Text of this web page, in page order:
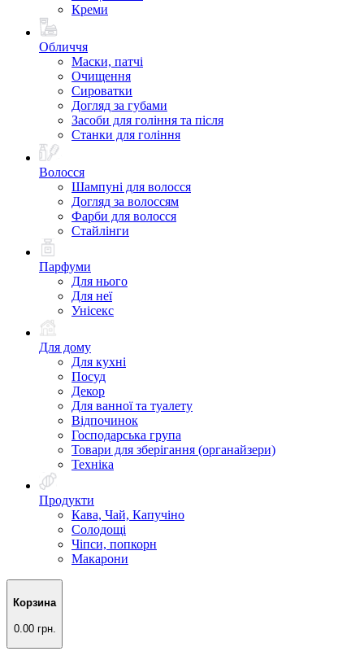
Креми
Обличчя
Маски, патчі
Очищення
Сироватки
Догляд за губами
Засоби для гоління та після
Станки для гоління
Волосся
Шампуні для волосся
Догляд за волоссям
Фарби для волосся
Стайлінги
Парфуми
Для нього
Для неї
Унісекс
Для дому
Для кухні
Посуд
Декор
Для ванної та туалету
Відпочинок
Господарська група
Товари для зберігання (органайзери)
Техніка
Продукти
Кава, Чай, Капучіно
Солодощі
Чіпси, попкорн
Макарони
Корзина
0.00 грн.